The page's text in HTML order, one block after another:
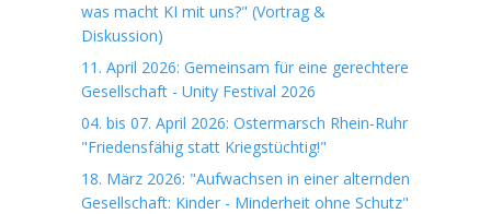
was macht KI mit uns?" (Vortrag &
Diskussion)
11. April 2026: Gemeinsam für eine gerechtere
Gesellschaft - Unity Festival 2026
04. bis 07. April 2026: Ostermarsch Rhein-Ruhr
"Friedensfähig statt Kriegstüchtig!"
18. März 2026: "Aufwachsen in einer alternden
Gesellschaft: Kinder - Minderheit ohne Schutz"